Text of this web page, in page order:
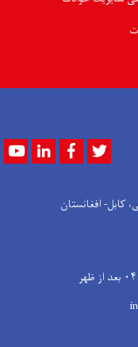
YoutubeLinkedInFacebook
کابل- افغانستان